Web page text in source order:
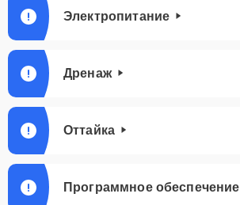
Электропитание
Дренаж
Оттайка
Программное обеспечение